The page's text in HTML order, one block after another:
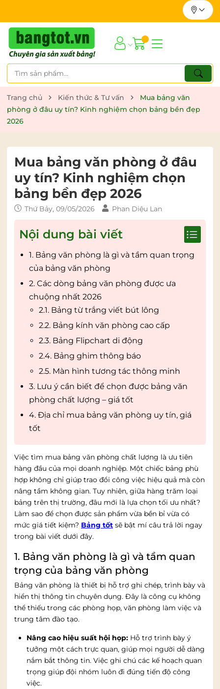
Trang chủ Kiến thức & Tư vấn
Mua bảng văn
phòng ở đâu uy tín? Kinh nghiệm chọn bảng bền đẹp
2026
Mua bảng văn phòng ở đâu
uy tín? Kinh nghiệm chọn
bảng bền đẹp 2026
Thứ Bảy, 09/05/2026 Phan Diệu Lan
Nội dung bài viết
1. Bảng văn phòng là gì và tầm quan trọng
của bảng văn phòng
2. Các dòng bảng văn phòng được ưa
chuộng nhất 2026
2.1. Bảng từ trắng viết bút lông
2.2. Bảng kính văn phòng cao cấp
2.3. Bảng Flipchart di động
2.4. Bảng ghim thông báo
2.5. Màn hình tương tác thông minh
3. Lưu ý cần biết để chọn được bảng văn
phòng chất lượng – giá tốt
4. Địa chỉ mua bảng văn phòng uy tín, giá
tốt
Việc tìm mua bảng văn phòng chất lượng là ưu tiên
hàng đầu của mọi doanh nghiệp. Một chiếc bảng phù
hợp không chỉ giúp trao đổi công việc hiệu quả mà còn
nâng tầm không gian. Tuy nhiên, giữa hàng trăm loại
bảng trên thị trường, đâu mới là lựa chọn tối ưu nhất?
Làm sao để chọn được sản phẩm vừa bền bỉ vừa có
mức giá tiết kiệm? Bảng tốt sẽ bật mí câu trả lời ngay
trong bài viết dưới đây.
1. Bảng văn phòng là gì và tầm quan
trọng của bảng văn phòng
Bảng văn phòng là thiết bị hỗ trợ ghi chép, trình bày và
hiển thị thông tin chuyên dụng. Đây là công cụ không
thể thiếu trong các phòng họp, văn phòng làm việc và
trung tâm đào tạo.
Nâng cao hiệu suất hội họp: Hỗ trợ trình bày ý
tưởng một cách trực quan, giúp mọi người dễ dàng
nắm bắt thông tin. Việc ghi chú các kế hoạch quan
trọng giúp đội nhóm luôn đi đúng tiến độ công
việc.